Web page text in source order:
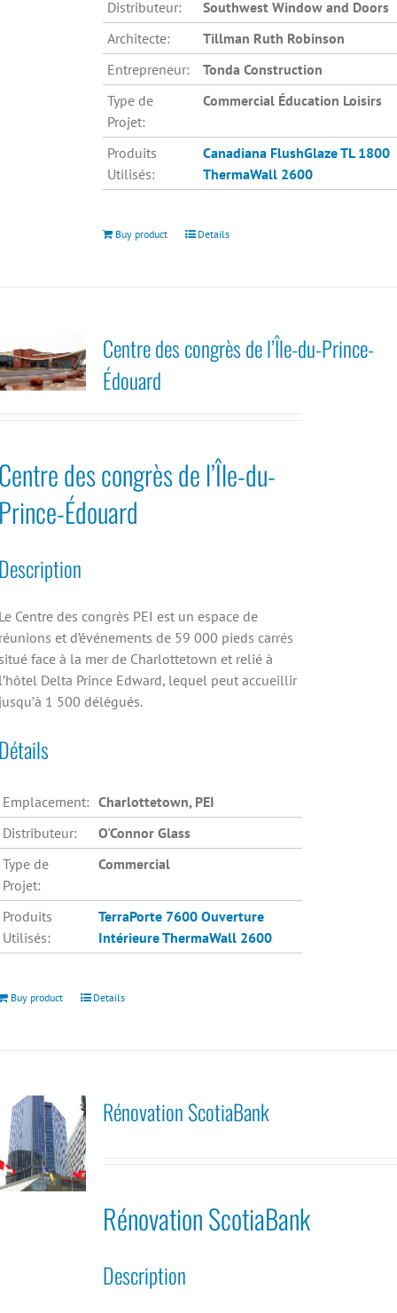
Distributeur:
Southwest Window and Doors
Architecte:
Tillman Ruth Robinson
Entrepreneur:
Tonda Construction
Type de
Projet:
Commercial Éducation Loisirs
Produits
Utilisés:
Canadiana FlushGlaze TL 1800
ThermaWall 2600
Buy product Details
Centre des congrès de l’Île-du-Prince-
Édouard
des congrès de l’Île-du-
Édouard
Centre des congrès PEI est un espace de
et d’événements de 59 000 pieds carrés
face à la mer de Charlottetown et relié à
Delta Prince Edward, lequel peut accueillir
1 500 délégués.
Emplacement: Charlottetown, PEI
Distributeur:
O'Connor Glass
Type de
Projet:
Commercial
Produits
Utilisés:
TerraPorte 7600 Ouverture
IntérieureThermaWall 2600
Buy product Details
Rénovation ScotiaBank
Rénovation ScotiaBank
Description